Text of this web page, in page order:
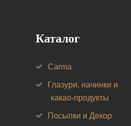
Каталог
Carma
Глазури, начинки и
какао-продукты
Посыпки и Декор